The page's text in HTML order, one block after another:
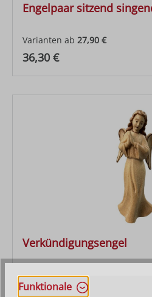
Engelpaar sitzend
Varianten ab 27,90 €
Regulärer Preis:
36,30 €
Verkündigungsengel
Varianten ab27,90 €
Regulärer Preis:
36,30 €
Funktionale